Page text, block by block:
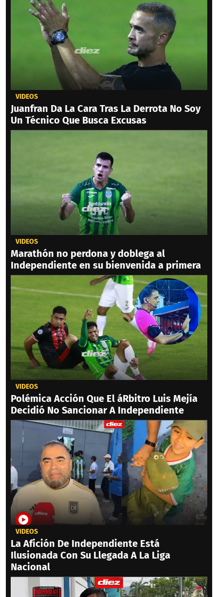
VIDEOS
Juanfran Da La Cara Tras La Derrota No Soy
Un Técnico Que Busca Excusas
VIDEOS
Marathón no perdona y doblega al
Independiente en su bienvenida a primera
VIDEOS
Polémica Acción Que El áRbitro Luis Mejía
Decidió No Sancionar A Independiente
VIDEOS
La Afición De Independiente Está
Ilusionada Con Su Llegada A La Liga
Nacional